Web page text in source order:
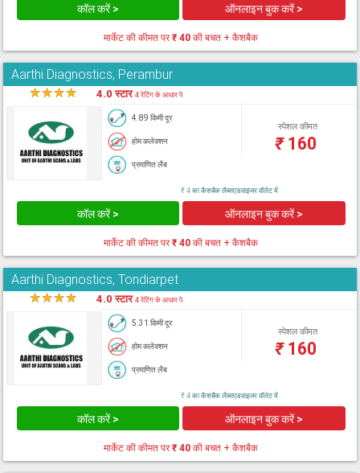
कॉल करें > ऑनलाइन बुक करें >
मार्केट की कीमत पर₹ 40 की बचत + कैशबैक
Aarthi Diagnostics, Perambur
★★★★ 4.0 स्टार4 रेटिंग के आधार पे
4.89 किमी दूर
होम कलेक्शन
प्रमाणित लैब
स्पेशल कीमत
₹160
₹ 4 का कैशबैक लैब्सएडवाइजर वॉलेट में
कॉल करें > ऑनलाइन बुक करें >
मार्केट की कीमत पर₹ 40 की बचत + कैशबैक
Aarthi Diagnostics, Tondiarpet
★★★★ 4.0 स्टार4 रेटिंग के आधार पे
5.31 किमी दूर
होम कलेक्शन
प्रमाणित लैब
स्पेशल कीमत
₹160
₹ 4 का कैशबैक लैब्सएडवाइजर वॉलेट में
कॉल करें > ऑनलाइन बुक करें >
मार्केट की कीमत पर₹ 40 की बचत + कैशबैक